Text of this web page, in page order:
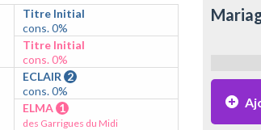
Titre Initial
cons. 0%
Titre Initial
cons. 0%
ECLAIR 2
cons. 0%
ELMA 1
des Garrigues du Midi